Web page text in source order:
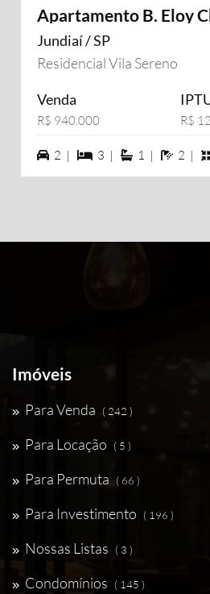
Apartamento B. Eloy
Jundiaí / SP
Residencial Vila Sereno
Venda
R$ 940.000 R$
2 vagas na garagem
2 | 3 dormiórios
3 | 1 suítes
1 | 22 |
Imóveis
Para Venda ( 242 )
Para Locação ( 5 )
Para Permuta ( 66 )
Para Investimento ( 196 )
Nossas Listas ( 3 )
Condomínios ( 145 )